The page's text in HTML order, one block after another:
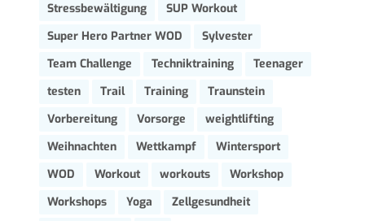
Stressbewältigung
SUP Workout
Super Hero Partner WOD
Sylvester
Team Challenge
Techniktraining
Teenager
testen
Trail Training
Traunstein
Vorbereitung
Vorsorge
weightlifting
Weihnachten
Wettkampf
Wintersport
WOD
Workout workouts
Workshop
Workshops
Yoga
Zellgesundheit